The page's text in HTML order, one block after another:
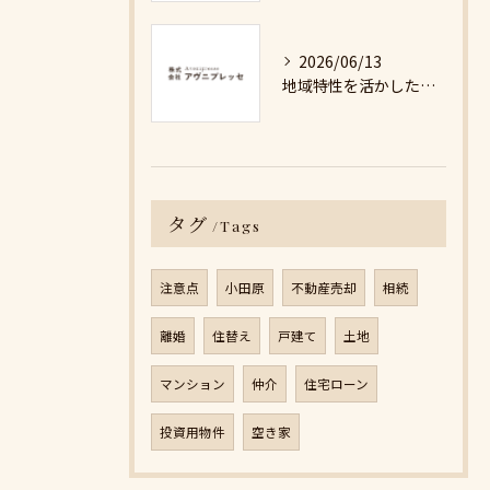
2026/06/13
地域特性を活かした最適な不動産売却戦略の秘訣
タグ Tags
注意点 小田原 不動産売却 相続
離婚 住替え 戸建て 土地
マンション 仲介 住宅ローン
投資用物件 空き家